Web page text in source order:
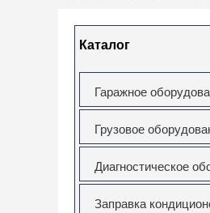
Каталог
Гаражное
Грузовое
Диагностическое
Заправка